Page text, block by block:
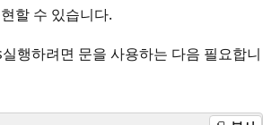
할 수 있습니다.
행하려면 문을 사용하는 다음 필요합니